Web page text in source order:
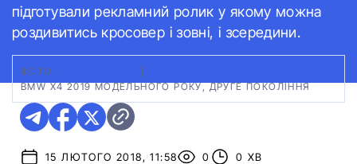
підготували рекламний ролик у якому можна
роздивитись кросовер і зовні, і зсередини.
ФОТО:
BMW X4 2019 МОДЕЛЬНОГО РОКУ, ДРУГЕ ПОКОЛІННЯ
15 ЛЮТОГО 2018, 11:58 0 0 ХВ